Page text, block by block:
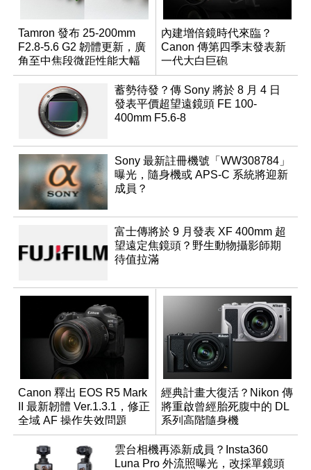
Tamron 發布 25-200mm
F2.8-5.6 G2 韌體更新，廣
角至中焦段微距性能大幅
升級
內建增倍鏡時代來臨？
Canon 傳第四季末發表新
一代大白巨砲
蓄勢待發？傳 Sony 將於 8 月 4 日
發表平價超望遠鏡頭 FE 100-
400mm F5.6-8
Sony 最新註冊機號「WW308784」
曝光，隨身機或 APS-C 系統將迎新
成員？
富士傳將於 9 月發表 XF 400mm 超
望遠定焦鏡頭？野生動物攝影師期
待值拉滿
Canon 釋出 EOS R5 Mark
II 最新韌體 Ver.1.3.1，修正
全域 AF 操作失效問題
經典計畫大復活？Nikon 傳
將重啟曾經胎死腹中的 DL
系列高階隨身機
雲台相機再添新成員？Insta360
Luna Pro 外流照曝光，改採單鏡頭